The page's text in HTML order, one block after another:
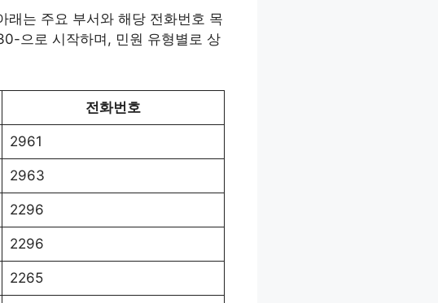
래는 주요 부서와 해당 전화번호 목
으로 시작하며, 민원 유형별로 상
전화번호
2961
2963
2296
2296
2265